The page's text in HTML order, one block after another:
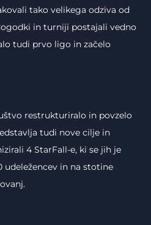
tako velikega odziva od
in turniji postajali vedno
tudi prvo ligo in začelo
restrukturiralo in povzelo
tudi nove cilje in
4 StarFall-e, ki se jih je
udeležencev in na stotine